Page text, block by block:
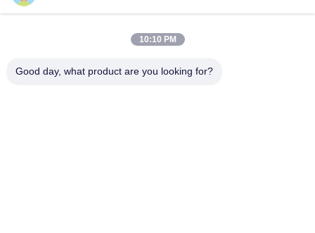
AC Heater NTC Sensor Suhu Termistor 10K 1% 3950 Kisaran
sekrup di pVC
10:10 PM
Good day, what product are you looking for?